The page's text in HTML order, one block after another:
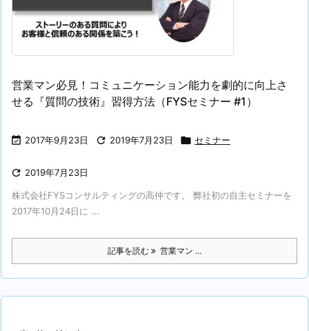
営業マン必見！コミュニケーション能力を劇的に向上さ
せる『質問の技術』習得方法（FYSセミナー #1）
 2017年9月23日  2019年7月23日  セミナー
 2019年7月23日
株式会社FYSコンサルティングの高仲です。 弊社初の自主セミナーを
2017年10月24日に ...
記事を読む 営業マン ...